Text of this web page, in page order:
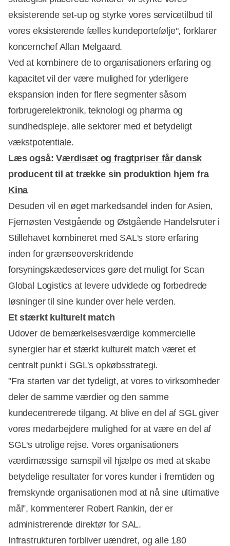
eksisterende set-up og styrke vores servicetilbud til
vores eksisterende fælles kundeportefølje", forklarer
koncernchef Allan Melgaard.
Ved at kombinere de to organisationers erfaring og
kapacitet vil der være mulighed for yderligere
ekspansion inden for flere segmenter såsom
forbrugerelektronik, teknologi og pharma og
sundhedspleje, alle sektorer med et betydeligt
vækstpotentiale.
Læs også:Værdisæt og fragtpriser får dansk
producent til at trække sin produktion hjem fra
Kina
Desuden vil en øget markedsandel inden for Asien,
Fjernøsten Vestgående og Østgående Handelsruter i
Stillehavet kombineret med SAL's store erfaring
inden for grænseoverskridende
forsyningskædeservices gøre det muligt for Scan
Global Logistics at levere udvidede og forbedrede
løsninger til sine kunder over hele verden.
Et stærkt kulturelt match
Udover de bemærkelsesværdige kommercielle
synergier har et stærkt kulturelt match været et
centralt punkt i SGL's opkøbsstrategi.
"Fra starten var det tydeligt, at vores to virksomheder
deler de samme værdier og den samme
kundecentrerede tilgang. At blive en del af SGL giver
vores medarbejdere mulighed for at være en del af
SGL's utrolige rejse. Vores organisationers
værdimæssige samspil vil hjælpe os med at skabe
betydelige resultater for vores kunder i fremtiden og
fremskynde organisationen mod at nå sine ultimative
mål”, kommenterer Robert Rankin, der er
administrerende direktør for SAL.
Infrastrukturen forbliver uændret, og alle 180